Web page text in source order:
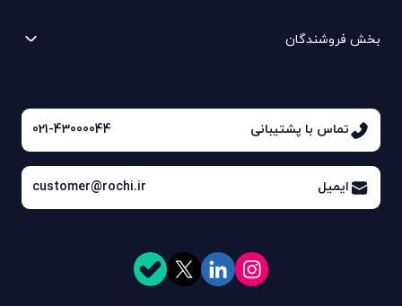
بخش فروشندگان
تماس با پشتیبانی 021-43000044
ایمیل customer@rochi.ir